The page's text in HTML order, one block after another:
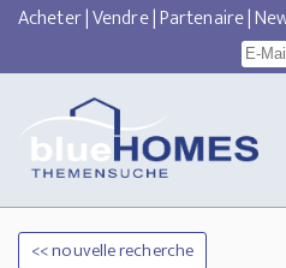
Acheter|Vendre|Partenaire|
<< nouvelle recherche